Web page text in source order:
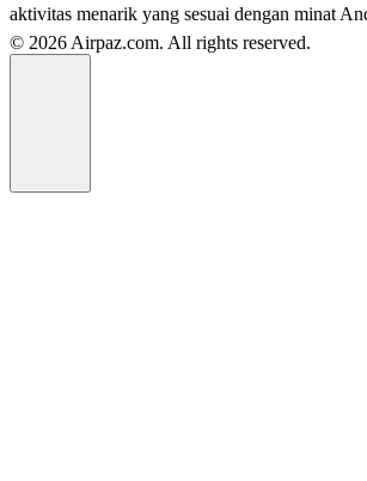
aktivitas menarik yang sesuai dengan minat
© 2026 Airpaz.com. All rights reserved.